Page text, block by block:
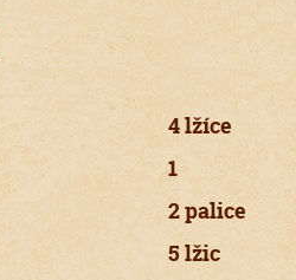
4 lžíce
1
2 palice
5 lžic